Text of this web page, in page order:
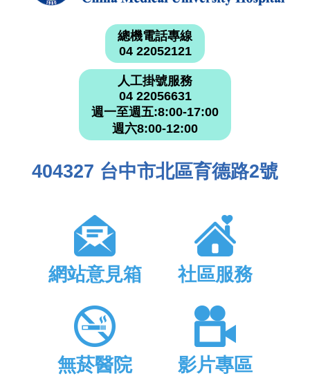
總機電話專線
04 22052121
人工掛號服務
04 22056631
週一至週五:8:00-17:00
週六8:00-12:00
404327 台中市北區育德路2號
網站意見箱 社區服務
無菸醫院 影片專區